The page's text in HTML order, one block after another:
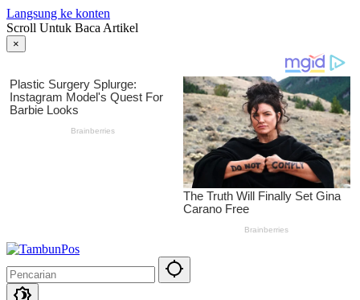
Langsung ke konten
Scroll Untuk Baca Artikel
×